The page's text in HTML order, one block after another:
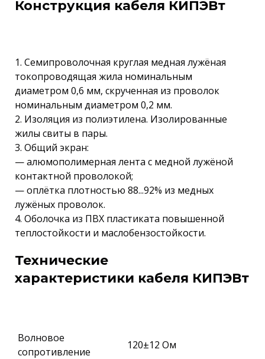
Конструкция кабеля КИПЭВт
1. Семипроволочная круглая медная лужёная
токопроводящая жила номинальным
диаметром 0,6 мм, скрученная из проволок
номинальным диаметром 0,2 мм.
2. Изоляция из полиэтилена. Изолированные
жилы свиты в пары.
3. Общий экран:
— алюмополимерная лента с медной лужёной
контактной проволокой;
— оплётка плотностью 88...92% из медных
лужёных проволок.
4. Оболочка из ПВХ пластиката повышенной
теплостойкости и маслобензостойкости.
Технические
характеристики кабеля КИПЭВт
Волновое
сопротивление
120±12 Ом